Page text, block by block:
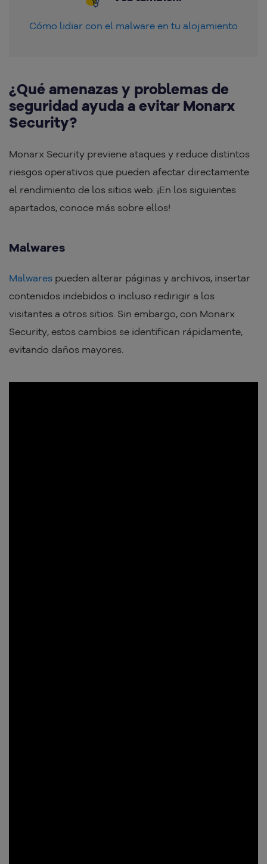
Cómo lidiar con el malware en tu alojamiento
¿Qué amenazas y problemas de
seguridad ayuda a evitar Monarx
Security?
Monarx Security previene ataques y reduce distintos
riesgos operativos que pueden afectar directamente
el rendimiento de los sitios web. ¡En los siguientes
apartados, conoce más sobre ellos!
Malwares
Malwares pueden alterar páginas y archivos, insertar
contenidos indebidos o incluso redirigir a los
visitantes a otros sitios. Sin embargo, con Monarx
Security, estos cambios se identifican rápidamente,
evitando daños mayores.